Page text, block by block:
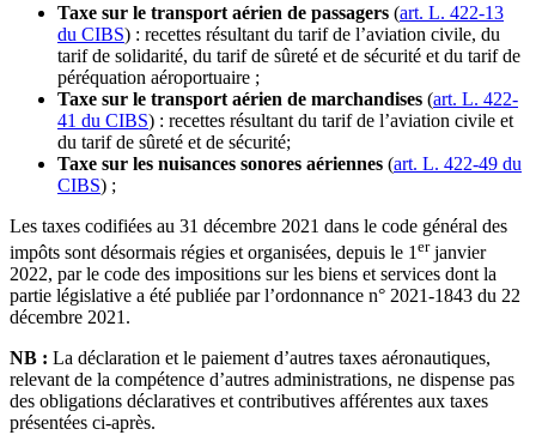
Taxe sur le transport aérien de passagers (art. L. 422-13
du CIBS) : recettes résultant du tarif de l’aviation civile, du
tarif de solidarité, du tarif de sûreté et de sécurité et du tarif de
péréquation aéroportuaire ;
Taxe sur le transport aérien de marchandises (art. L. 422-
41 du CIBS) : recettes résultant du tarif de l’aviation civile et
du tarif de sûreté et de sécurité;
Taxe sur les nuisances sonores aériennes (art. L. 422-49 du
CIBS) ;
Les taxes codifiées au 31 décembre 2021 dans le code général des
impôts sont désormais régies et organisées, depuis le 1 erjanvier
2022, par le code des impositions sur les biens et services dont la
partie législative a été publiée par l’ordonnance n° 2021-1843 du 22
décembre 2021.
NB : La déclaration et le paiement d’autres taxes aéronautiques,
relevant de la compétence d’autres administrations, ne dispense pas
des obligations déclaratives et contributives afférentes aux taxes
présentées ci-après.